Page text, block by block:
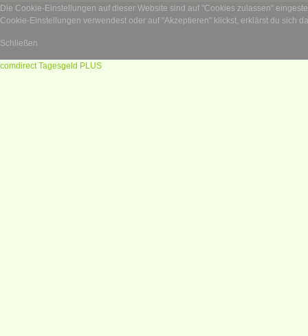
Die Cookie-Einstellungen auf dieser Website sind auf "Cookies zulassen"
Cookie-Einstellungen verwendest oder auf "Akzeptieren" klickst, erklärst du sich
Schließen
comdirect Tagesgeld PLUS